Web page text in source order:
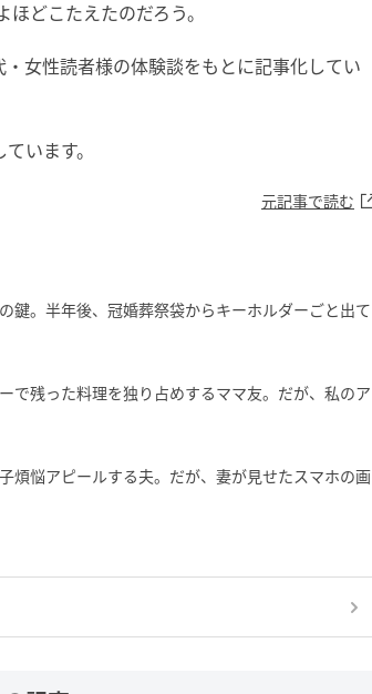
どこたえたのだろう。
女性読者様の体験談をもとに記事化してい
います。
元記事で読む
鍵。半年後、冠婚葬祭袋からキーホルダーごと出て
で残った料理を独り占めするママ友。だが、私のア
煩悩アピールする夫。だが、妻が見せたスマホの画